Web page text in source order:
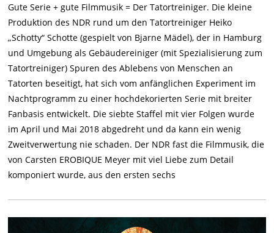
Gute Serie + gute Filmmusik = Der Tatortreiniger. Die kleine
Produktion des NDR rund um den Tatortreiniger Heiko
„Schotty“ Schotte (gespielt von Bjarne Mädel), der in Hamburg
und Umgebung als Gebäudereiniger (mit Spezialisierung zum
Tatortreiniger) Spuren des Ablebens von Menschen an
Tatorten beseitigt, hat sich vom anfänglichen Experiment im
Nachtprogramm zu einer hochdekorierten Serie mit breiter
Fanbasis entwickelt. Die siebte Staffel mit vier Folgen wurde
im April und Mai 2018 abgedreht und da kann ein wenig
Zweitverwertung nie schaden. Der NDR fast die Filmmusik, die
von Carsten EROBIQUE Meyer mit viel Liebe zum Detail
komponiert wurde, aus den ersten sechs